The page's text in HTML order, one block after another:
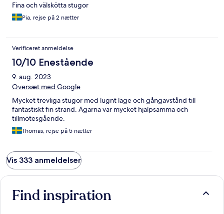
Fina och välskötta stugor
Pia, rejse på 2 nætter
Verificeret anmeldelse
10/10 Enestående
9. aug. 2023
Oversæt med Google
Mycket trevliga stugor med lugnt läge och gångavstånd till
fantastiskt fin strand. Ägarna var mycket hjälpsamma och
tillmötesgående.
Thomas, rejse på 5 nætter
Vis 333 anmeldelser
Find inspiration